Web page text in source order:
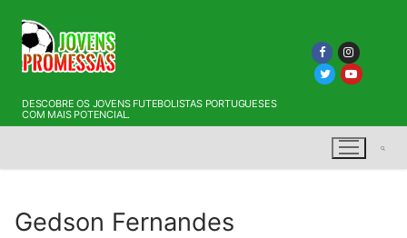
para
conteúdo
DESCOBRE OS JOVENS FUTEBOLISTAS PORTUGUESES
COM MAIS POTENCIAL.
Pesquisar por:
Gedson Fernandes